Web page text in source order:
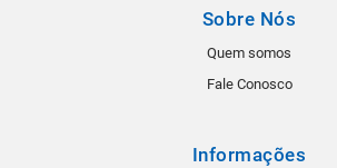
Sobre Nós
Quem somos
Fale Conosco
Informações